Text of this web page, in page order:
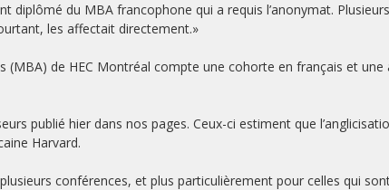
diplômé du MBA francophone qui a requis l’anonymat. Plusieurs
les affectait directement.»
(MBA) de HEC Montréal compte une cohorte en français et une
publié hier dans nos pages. Ceux-ci estiment que
Harvard.
conférences, et plus particulièrement pour celles qui